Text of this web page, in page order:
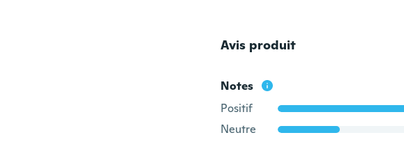
Avis produit
Notes
Positif
Neutre